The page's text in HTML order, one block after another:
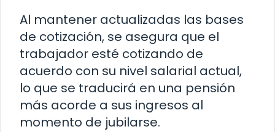
Al mantener actualizadas las bases
de cotización, se asegura que el
trabajador esté cotizando de
acuerdo con su nivel salarial actual,
lo que se traducirá en una pensión
más acorde a sus ingresos al
momento de jubilarse.